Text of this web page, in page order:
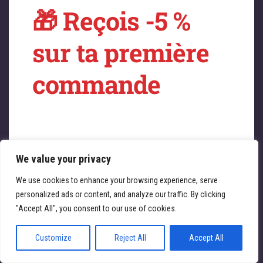
We value your privacy
We use cookies to enhance your browsing experience, serve
personalized ads or content, and analyze our traffic. By clicking
"Accept All", you consent to our use of cookies.
Customize Reject All Accept All
sur quelque chose
de fantastique –
revenez bientôt !
🎁 Reçois -5 %
sur ta première
commande
Saisissez votre adresse e-mail
JE REÇOIS MA RÉDUCTION